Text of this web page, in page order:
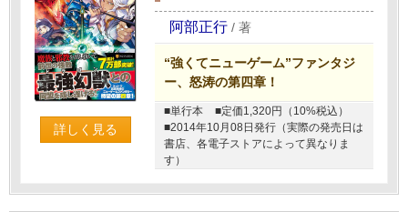
詳しく見る
阿部正行 / 著
“強くてニューゲーム”ファンタジ
ー、怒涛の第四章！
■単行本
■定価1,320円（10%税込）
■2014年10月08日発行（実際の発売日は
書店、各電子ストアによって異なりま
す）